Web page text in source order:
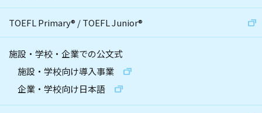
TOEFL Primary® /TOEFL Junior®
施設・学校・企業での公文式
施設・学校向け導入事業
企業・学校向け日本語